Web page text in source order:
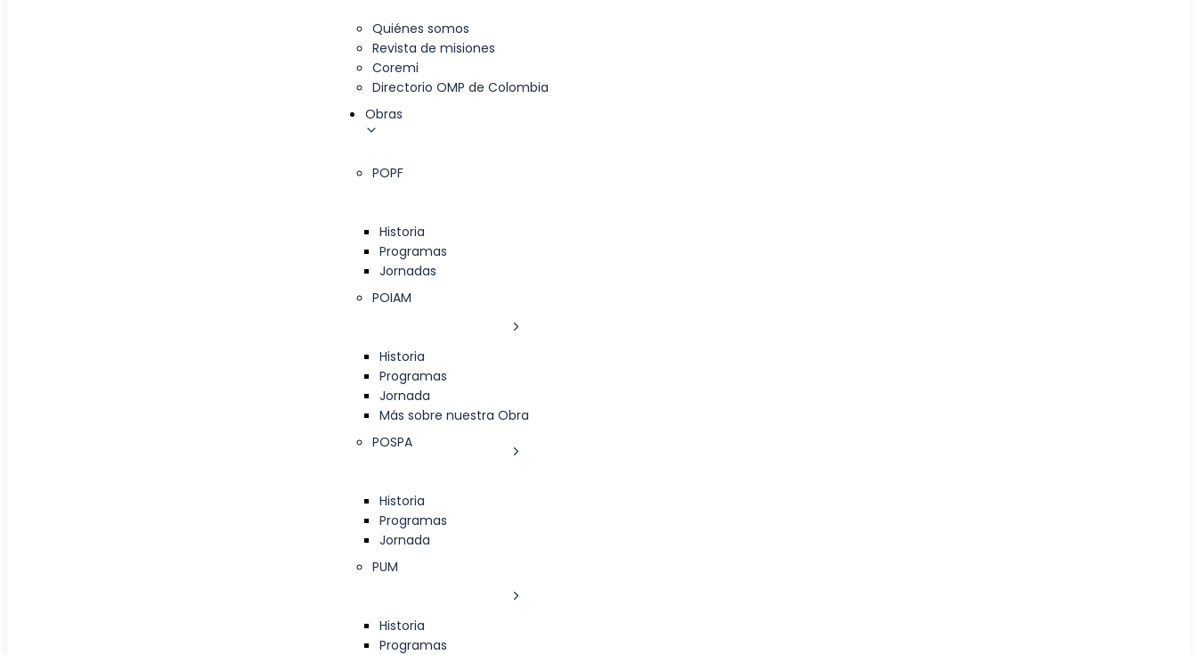
Quiénes somos
Revista de misiones
Coremi
Directorio OMP de Colombia
Obras
POPF
Historia
Programas
Jornadas
POIAM
Historia
Programas
Jornada
Más sobre nuestra Obra
POSPA
Historia
Programas
Jornada
PUM
Historia
Programas